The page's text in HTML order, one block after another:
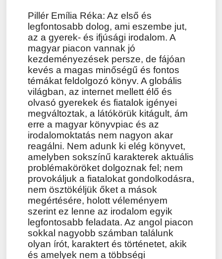
Pillér Emília Réka: Az első és
legfontosabb dolog, ami eszembe jut,
az a gyerek- és ifjúsági irodalom. A
magyar piacon vannak jó
kezdeményezések persze, de fájóan
kevés a magas minőségű és fontos
témákat feldolgozó könyv. A globális
világban, az internet mellett élő és
olvasó gyerekek és fiatalok igényei
megváltoztak, a látókörük kitágult, ám
erre a magyar könyvpiac és az
irodalomoktatás nem nagyon akar
reagálni. Nem adunk ki elég könyvet,
amelyben sokszínű karakterek aktuális
problémaköröket dolgoznak fel; nem
provokáljuk a fiatalokat gondolkodásra,
nem ösztökéljük őket a mások
megértésére, holott véleményem
szerint ez lenne az irodalom egyik
legfontosabb feladata. Az angol piacon
sokkal nagyobb számban találunk
olyan írót, karaktert és történetet, akik
és amelyek nem a többségi